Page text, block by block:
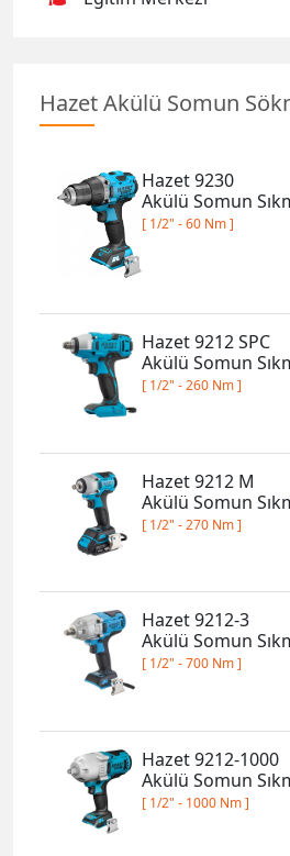
Hazet Akülü Somun
Hazet 9230
Akülü Somun
[ 1/2" - 60 Nm ]
Hazet 9212 SPC
Akülü Somun
[ 1/2" - 260 Nm ]
Hazet 9212 M
Akülü Somun
[ 1/2" - 270 Nm ]
Hazet 9212-3
Akülü Somun
[ 1/2" - 700 Nm ]
Hazet 9212-1000
Akülü Somun
[ 1/2" - 1000 Nm ]